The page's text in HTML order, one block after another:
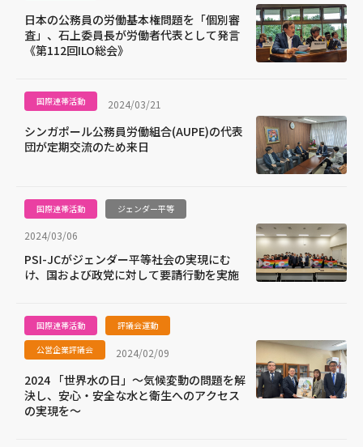
日本の公務員の労働基本権問題を「個別審
査」、石上委員長が労働者代表として発言
《第112回ILO総会》
国際連帯活動 2024/03/21
シンガポール公務員労働組合(AUPE)の代表
団が定期交流のため来日
国際連帯活動 ジェンダー平等
2024/03/06
PSI-JCがジェンダー平等社会の実現にむ
け、国および政党に対して要請行動を実施
国際連帯活動
評議会運動
公営企業評議会
2024/02/09
2024 「世界水の日」～気候変動の問題を解
決し、安心・安全な水と衛生へのアクセス
の実現を～